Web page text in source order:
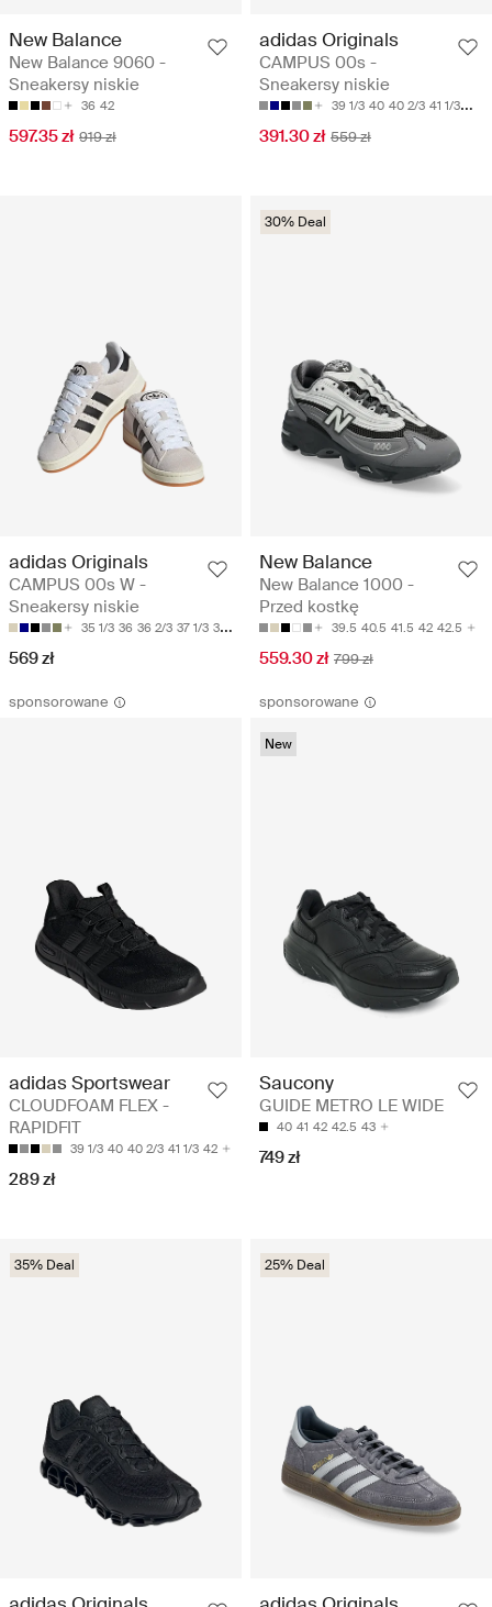
New Balance
New Balance 9060 -
Sneakersy niskie
36 42
597.35 zł 919 zł
adidas Originals
CAMPUS 00s -
Sneakersy niskie
39 1/3 40 40 2/3 41 1/3 42
391.30 zł 559 zł
adidas Originals
CAMPUS 00s W -
Sneakersy niskie
35 1/3 36 36 2/3 37 1/3 38
569 zł
30% Deal
New Balance
New Balance 1000 -
Przed kostkę
39.5 40.5 41.5 42 42.5
559.30 zł 799 zł
sponsorowane
adidas Sportswear
CLOUDFOAM FLEX -
RAPIDFIT
39 1/3 40 40 2/3 41 1/3 42
289 zł
sponsorowane
New
Saucony
GUIDE METRO LE WIDE
40 41 42 42.5 43
749 zł
35% Deal 25% Deal